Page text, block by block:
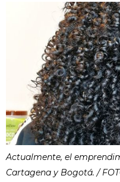
Actualmente, el
Cartagena y Bogotá. /